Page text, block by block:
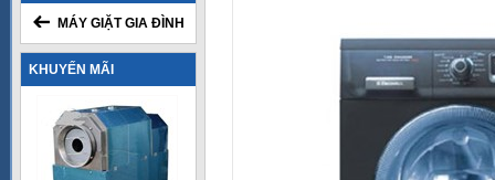
MÁY GIẶT GIA ĐÌNH
KHUYẾN MÃI